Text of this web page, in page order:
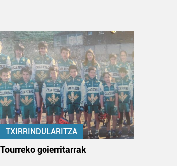
TXIRRINDULARITZA
Tourreko goierritarrak